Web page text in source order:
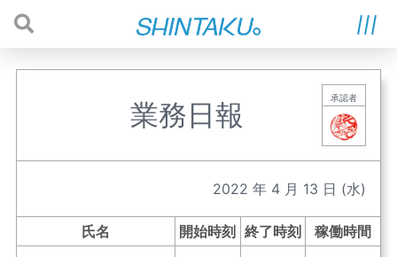
業務日報 承認者
2022 年 4 月 13 日 (水)
氏名 開始時刻 終了時刻 稼働時間